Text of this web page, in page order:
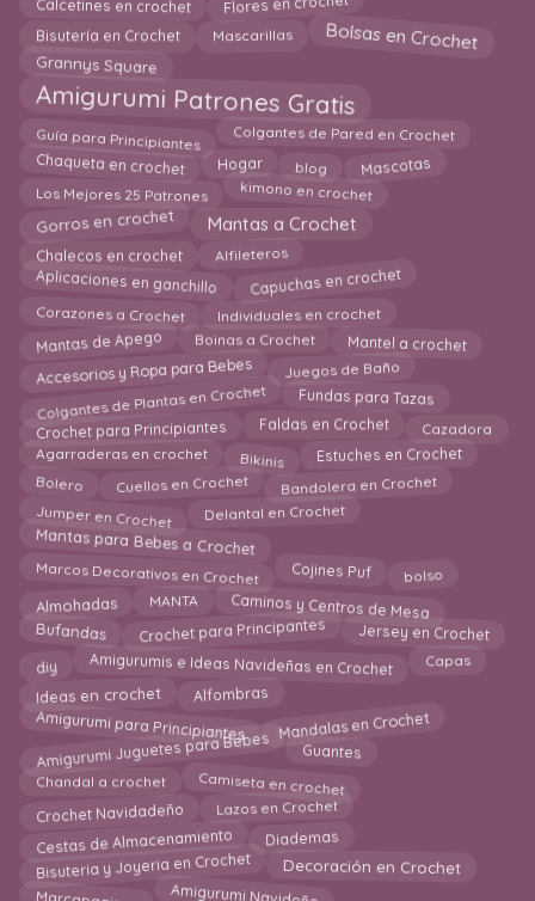
Flores en crochet
Bisutería en Crochet Mascarillas Bolsas en Crochet
Grannys Square
Amigurumi Patrones Gratis
Guía para Principiantes Colgantes de Pared en Crochet
Chaqueta en crochet Hogar blog Mascotas
Los Mejores 25 Patrones kimono en crochet
Gorros en crochet Mantas a Crochet
Chalecos en crochet Alfileteros
Aplicaciones en ganchillo Capuchas en crochet
Corazones a Crochet Individuales en crochet
Mantas de Apego Boinas a Crochet Mantel a crochet
Accesorios y Ropa para Bebes Juegos de Baño
Colgantes de Plantas en Crochet Fundas para Tazas
Crochet para Principiantes Faldas en Crochet
Cazadora
Agarraderas en crochet
Bikinis Estuches en Crochet
Bolero Cuellos en Crochet Bandolera en Crochet
Jumper en Crochet Delantal en Crochet
Mantas para Bebes a Crochet
Marcos Decorativos en Crochet Cojines Puf bolso
Almohadas MANTA Caminos y Centros de Mesa
Bufandas Crochet para Principantes Jersey en Crochet
diy Amigurumis e Ideas Navideñas en Crochet Capas
Ideas en crochet Alfombras
Amigurumi para Principiantes Mandalas en Crochet
Amigurumi Juguetes para Bebes Guantes
Chandal a crochet Camiseta en crochet
Crochet Navidadeño Lazos en Crochet
Cestas de Almacenamiento Diademas
Bisuteria y Joyeria en Crochet Decoración en Crochet
Marcapaginas